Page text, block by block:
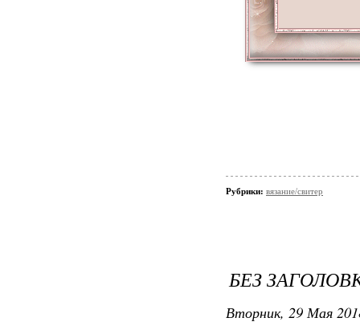
Рубрики: вязание/свитер
БЕЗ
Вторник, 29 Мая